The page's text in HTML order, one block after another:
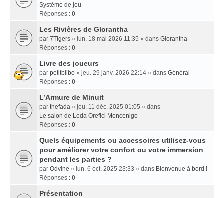
Système de jeu
Réponses : 0
Les Rivières de Glorantha
par 7Tigers » lun. 18 mai 2026 11:35 » dans Glorantha
Réponses : 0
Livre des joueurs
par petitbilbo » jeu. 29 janv. 2026 22:14 » dans Général
Réponses : 0
L’Armure de Minuit
par thefada » jeu. 11 déc. 2025 01:05 » dans
Le salon de Leda Orefici Moncenigo
Réponses : 0
Quels équipements ou accessoires utilisez-vous
pour améliorer votre confort ou votre immersion
pendant les parties ?
par Odvine » lun. 6 oct. 2025 23:33 » dans Bienvenue à bord !
Réponses : 0
Présentation